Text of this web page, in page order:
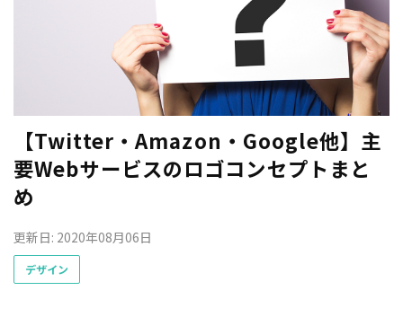
【Twitter・Amazon・Google他】主
要Webサービスのロゴコンセプトまと
め
更新日: 2020年08月06日
デザイン